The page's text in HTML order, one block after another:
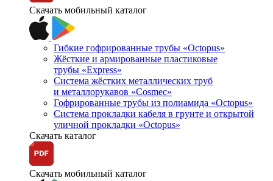
Скачать мобильный каталог
Гибкие гофрированные трубы «Octopus»
Жёсткие и армированные пластиковые
трубы «Express»
Система жёстких металлических труб
и металлорукавов «Cosmec»
Гофрированные трубы из полиамида «Octopus»
Система прокладки кабеля в грунте и открытой
уличной прокладки «Octopus»
Скачать каталог
Скачать мобильный каталог